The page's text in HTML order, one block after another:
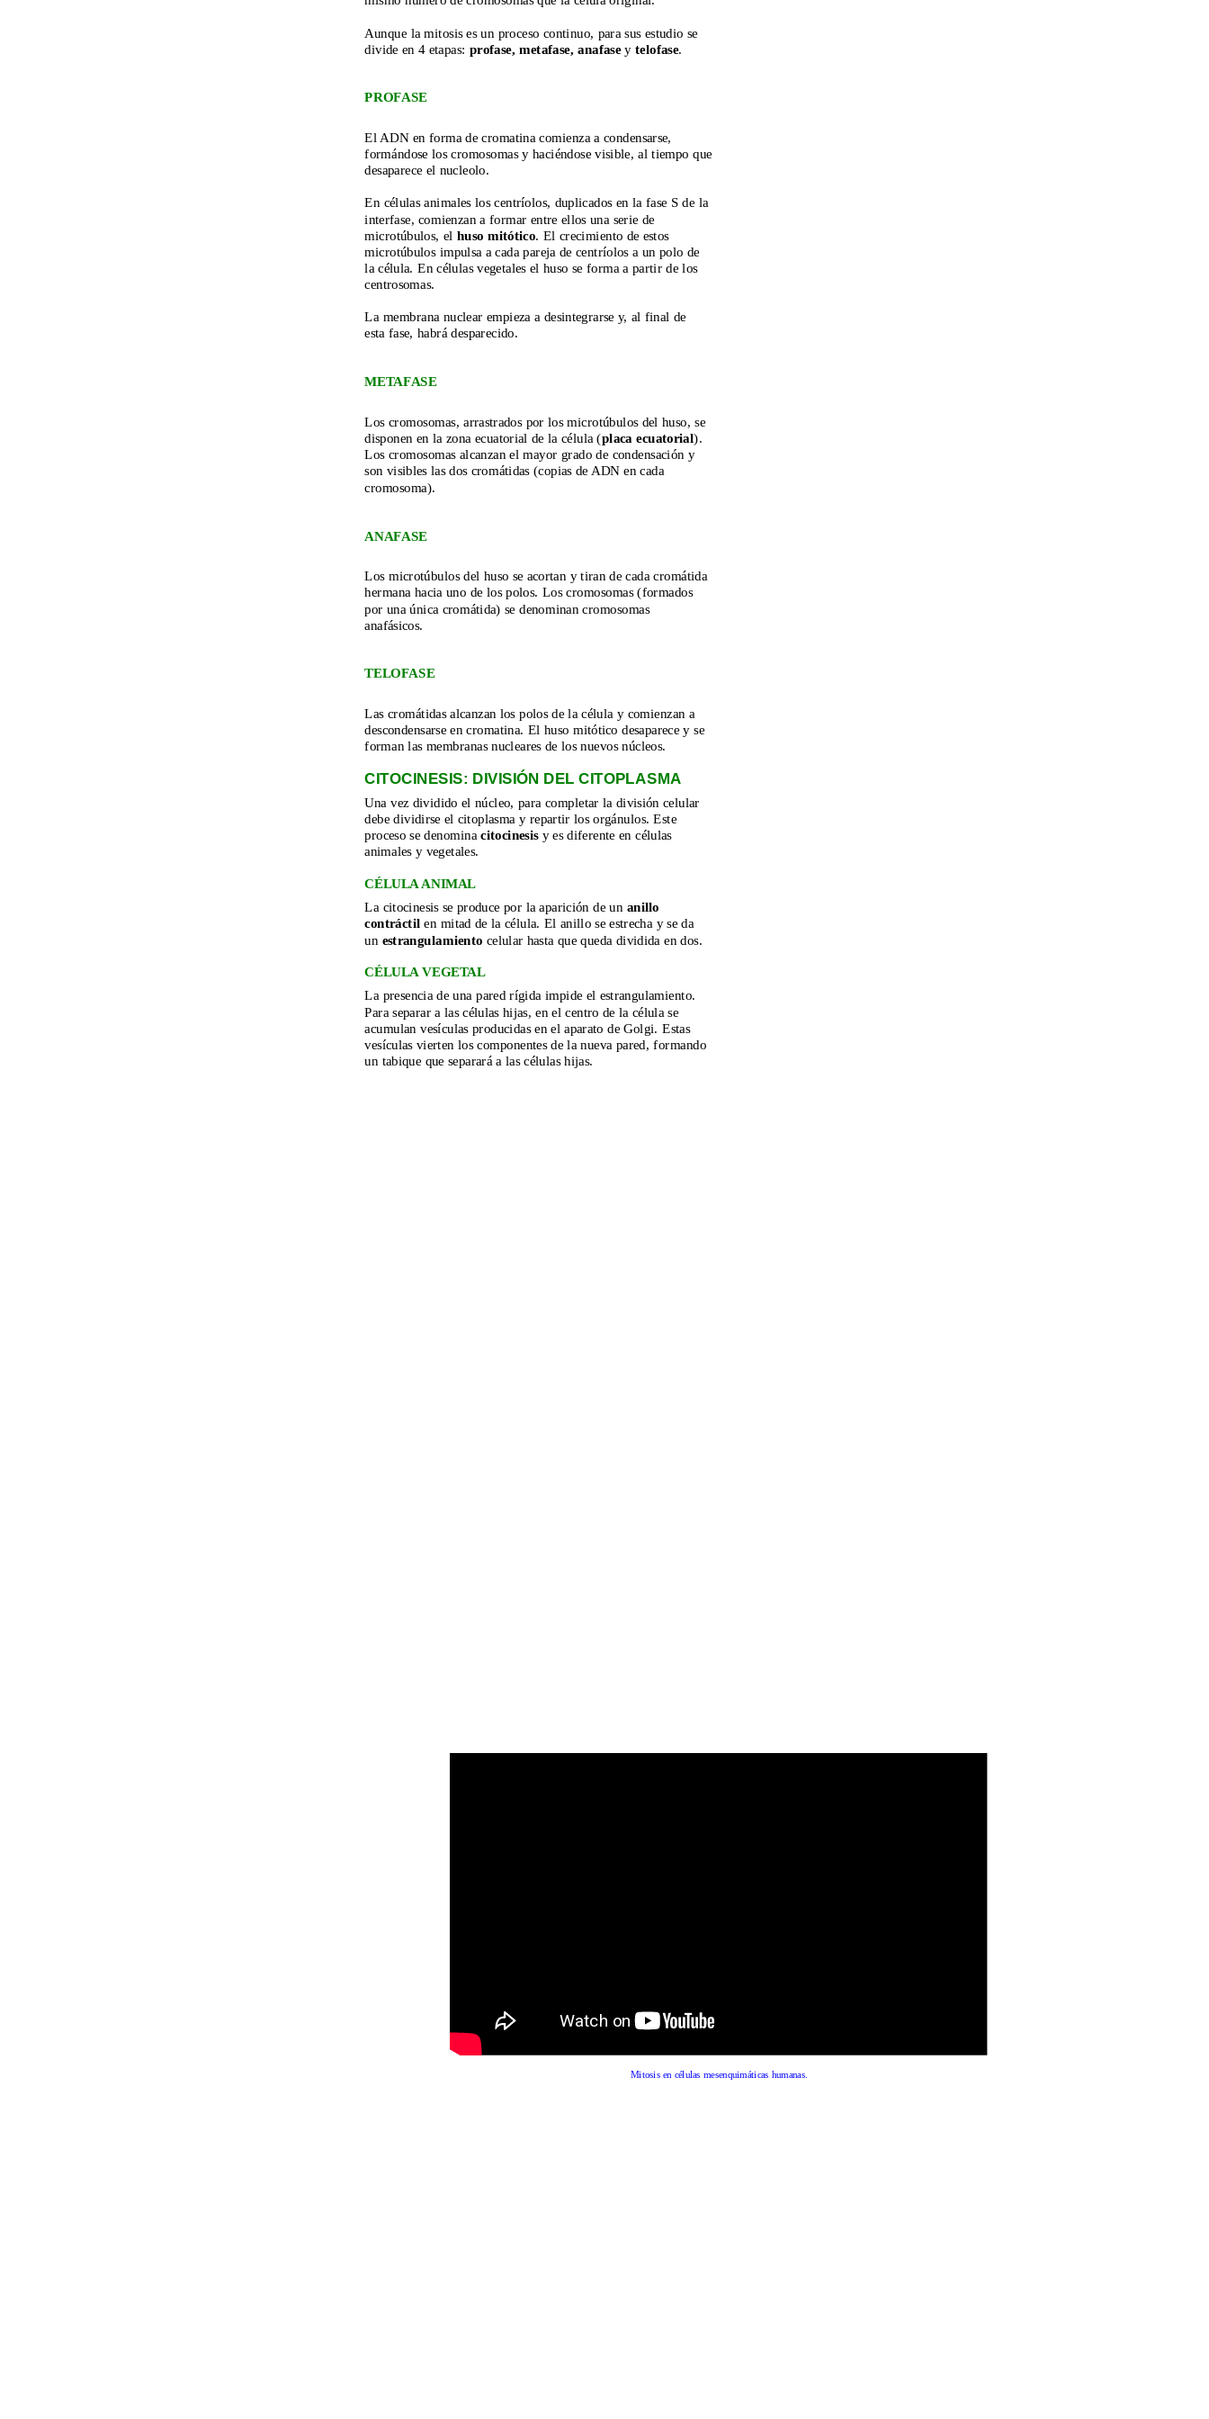
Aunque la mitosis es un proceso continuo, para sus estudio se
divide en 4 etapas: profase, metafase, anafase y telofase.
PROFASE
El ADN en forma de cromatina comienza a condensarse,
formándose los cromosomas y haciéndose visible, al tiempo que
desaparece el nucleolo.
En células animales los centríolos, duplicados en la fase S de la
interfase, comienzan a formar entre ellos una serie de
microtúbulos, el huso mitótico. El crecimiento de estos
microtúbulos impulsa a cada pareja de centríolos a un polo de
la célula. En células vegetales el huso se forma a partir de los
centrosomas.
La membrana nuclear empieza a desintegrarse y, al final de
esta fase, habrá desparecido.
METAFASE
Los cromosomas, arrastrados por los microtúbulos del huso, se
disponen en la zona ecuatorial de la célula (placa ecuatorial).
Los cromosomas alcanzan el mayor grado de condensación y
son visibles las dos cromátidas (copias de ADN en cada
cromosoma).
ANAFASE
Los microtúbulos del huso se acortan y tiran de cada cromátida
hermana hacia uno de los polos. Los cromosomas (formados
por una única cromátida) se denominan cromosomas
anafásicos.
TELOFASE
Las cromátidas alcanzan los polos de la célula y comienzan a
descondensarse en cromatina. El huso mitótico desaparece y se
forman las membranas nucleares de los nuevos núcleos.
CITOCINESIS: DIVISIÓN DEL CITOPLASMA
Una vez dividido el núcleo, para completar la división celular
debe dividirse el citoplasma y repartir los orgánulos. Este
proceso se denomina citocinesis y es diferente en células
animales y vegetales.
CÉLULA ANIMAL
La citocinesis se produce por la aparición de un anillo
contráctil en mitad de la célula. El anillo se estrecha y se da
un estrangulamiento celular hasta que queda dividida en dos.
CÉLULA VEGETAL
La presencia de una pared rígida impide el estrangulamiento.
Para separar a las células hijas, en el centro de la célula se
acumulan vesículas producidas en el aparato de Golgi. Estas
vesículas vierten los componentes de la nueva pared, formando
un tabique que separará a las células hijas.
Mitosis en células mesenquimáticas humanas.